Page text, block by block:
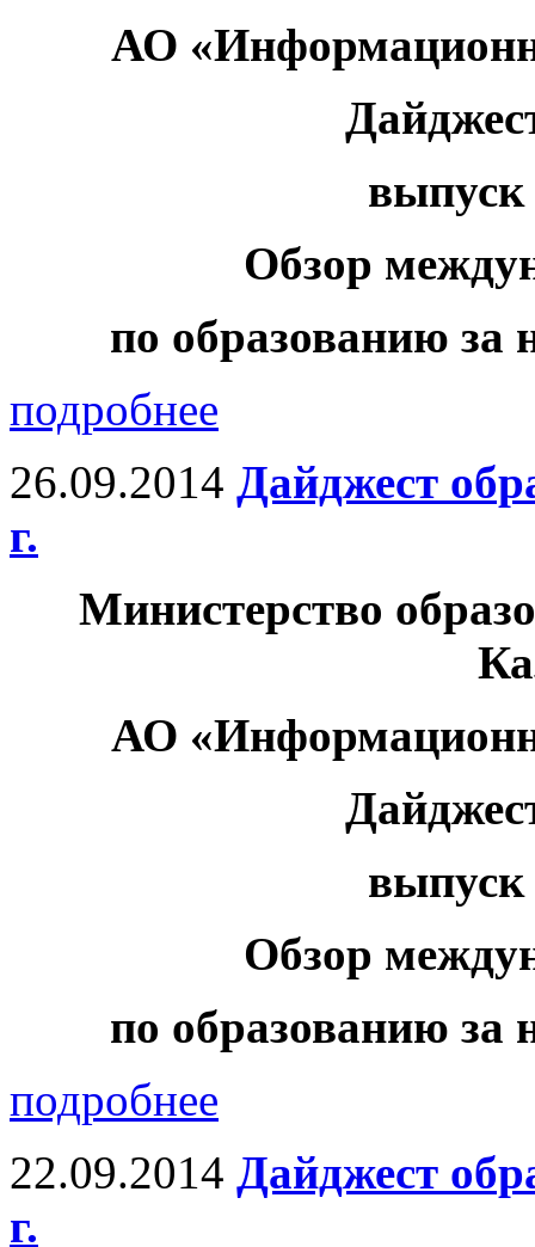
АО
выпуск
Обзор
по образованию за
подробнее
26.09.2014 Дайджест
г.
Министерство
АО
выпуск
Обзор
по образованию за
подробнее
22.09.2014 Дайджест
г.